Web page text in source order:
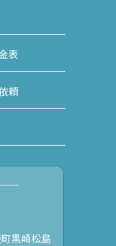
表
頼
──
黒崎松島